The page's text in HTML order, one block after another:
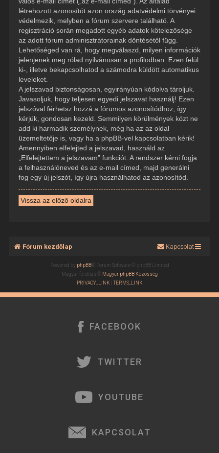
létrehozott azonosítót azon ország adatvédelmi törvényei
védelmezik, melyben a fórum szervere található. A
regisztráció során megadott egyéb adatok kötelezősége
az adott fórum adminisztrátorainak döntésétől függ.
Lehetőséged van rá, hogy megválaszd, milyen információk
jelenjenek meg rólad nyilvánosan a profilodban. Ezen felül
ki-, illetve bekapcsolhatod a számodra küldött automatikus
leveleket.
A jelszavad biztonságosan, egyirányúan kódolva tároljuk.
Javasoljuk, hogy teljesen egyedi jelszavat használj! Ezen
jelszóval férhetsz hozzá a fórumos azonosítódhoz, így
kérjük, gondosan kezeld. Semmilyen körülmények közt ne
add ki harmadik személynek, még ha az az oldal
üzemeltetője is, vagy ha a phpBB-vel kapcsolatban kérik!
Amennyiben elfelejted a jelszavad, használd az
„Elfelejtettem a jelszavam” funkciót. A rendszer kérni fogja
a felhasználóneved és az e-mail címed, majd generálni
fog egy új jelszót, így újra használhatod az azonosítód.
Vissza az előző oldalra
Fórum kezdőlap Kapcsolat
Powered by phpBB® Forum Software © phpBB Limited
Magyar fordítás © Magyar phpBB Közösség
PRIVACY_LINK |TERMS_LINK
FACEBOOK
TWITTER
YOUTUBE
KAPCSOLAT